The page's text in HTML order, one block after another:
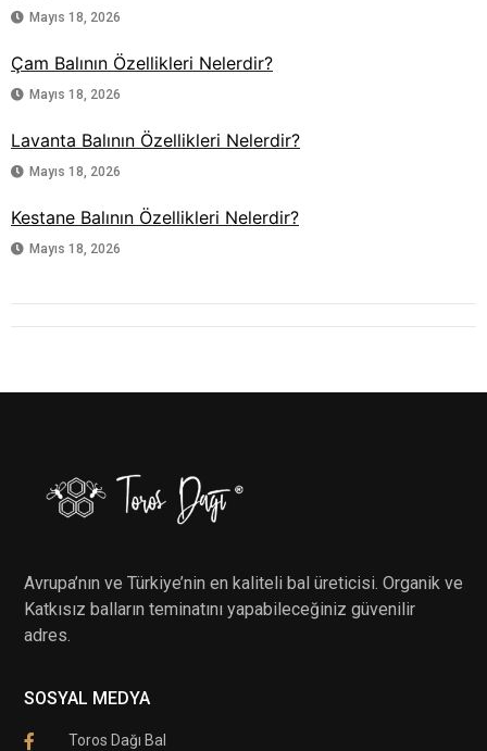
Mayıs 18, 2026
Çam Balının Özellikleri Nelerdir?
Mayıs 18, 2026
Lavanta Balının Özellikleri Nelerdir?
Mayıs 18, 2026
Kestane Balının Özellikleri Nelerdir?
Mayıs 18, 2026
Avrupa’nın ve Türkiye’nin en kaliteli bal üreticisi. Organik ve
Katkısız balların teminatını yapabileceğiniz güvenilir
adres.
SOSYAL MEDYA
Toros Dağı Bal